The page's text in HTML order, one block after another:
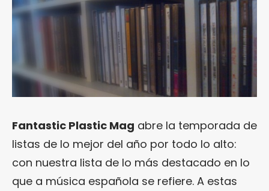
Fantastic Plastic Mag abre la temporada de
listas de lo mejor del año por todo lo alto:
con nuestra lista de lo más destacado en lo
que a música española se refiere. A estas